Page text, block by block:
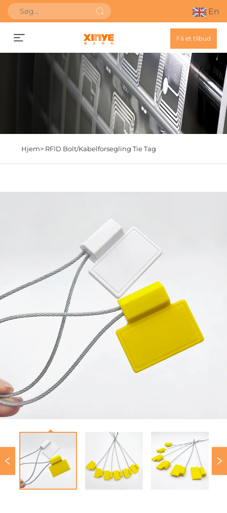
En
Få et tilbud
Hjem> RFID Bolt/Kabelforsegling Tie Tag